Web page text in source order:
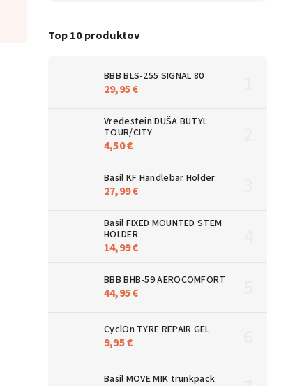
Top 10 produktov
BBB BLS-255 SIGNAL 80
29,95 €
Vredestein DUŠA BUTYL
TOUR/CITY
4,50 €
Basil KF Handlebar Holder
27,99 €
Basil FIXED MOUNTED STEM
HOLDER
14,99 €
BBB BHB-59 AEROCOMFORT
44,95 €
CyclOn TYRE REPAIR GEL
9,95 €
Basil MOVE MIK trunkpack